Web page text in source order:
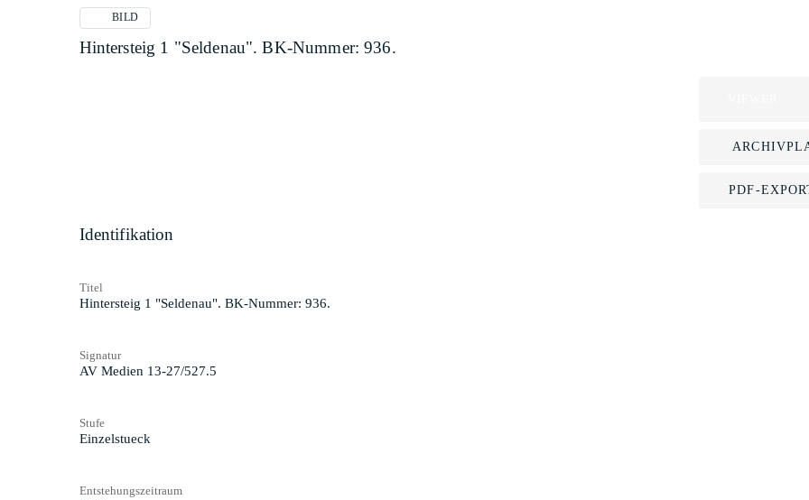
BILD
Hintersteig 1 "Seldenau". BK-Nummer: 936.
PDF-
Identifikation
Titel
Hintersteig 1 "Seldenau". BK-Nummer: 936.
Signatur
AV Medien 13-27/527.5
Stufe
Einzelstueck
Entstehungszeitraum